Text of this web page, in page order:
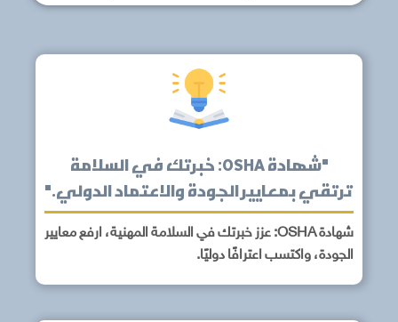
"شهادة OSHA: خبرتك في السلامة
ترتقي بمعايير الجودة والاعتماد الدولي."
شهادة OSHA: عزز خبرتك في السلامة المهنية، ارفع معايير
الجودة، واكتسب اعترافًا دوليًا.